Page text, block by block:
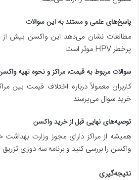
پاسخ‌های علمی و مستند به این سوالات
پرخطر HPV موثر است.
سوالات مربوط به قیمت، مراکز و نحوه تهیه
کاربران معمولاً درباره اختلاف قیمت بین
خرید سوال می‌پرسند.
توصیه‌های نهایی قبل از خرید واکسن
همیشه از مراکز دارای مجوز وزارت بهداشت
واکسن را بررسی کنید و برنامه سه دوزی تزریق
نتیجه‌گیری